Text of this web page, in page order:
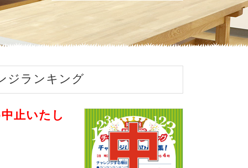
ジランキング
止いたし